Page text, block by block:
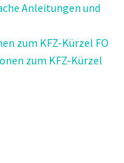
Anleitungen und
zum KFZ-Kürzel FO
zum KFZ-Kürzel